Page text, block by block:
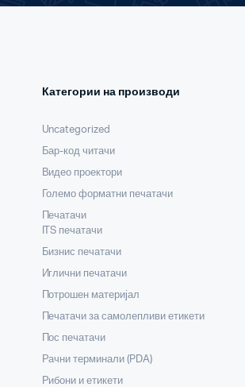
Категории на производи
Uncategorized
Бар-код читачи
Видео проектори
Големо форматни печатачи
Печатачи
ITS печатачи
Бизнис печатачи
Иглични печатачи
Потрошен материјал
Печатачи за самолепливи етикети
Пос печатачи
Рачни терминали (PDA)
Рибони и етикети